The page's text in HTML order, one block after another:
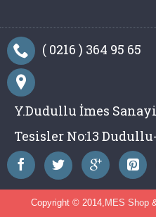
( 0216 ) 364 95 65
Y.Dudullu İmes
Tesisler No:13
Copyright © 2014, MES Shop